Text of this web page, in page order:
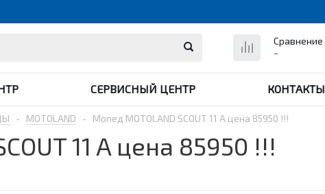
Сравнение
-
СЕРВИСНЫЙ ЦЕНТР КОНТАКТЫ
- MOTOLAND - Мопед MOTOLAND SCOUT 11 A цена 85950 !!!
11 A цена 85950 !!!